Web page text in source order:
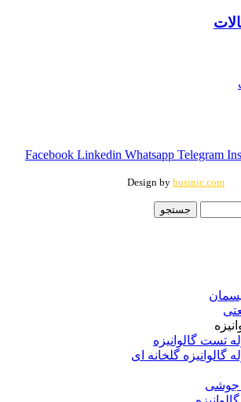
Facebook Linkedin Whatsapp Telegram
Design by businic.com
جستجو
تست گالوانیزه
گالوانیزه گلخانه ای
جوشی